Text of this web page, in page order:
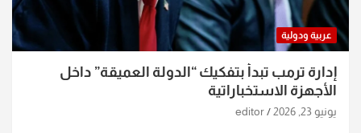
عربية ودولية
إدارة ترمب تبدأ بتفكيك “الدولة العميقة” داخل
الأجهزة الاستخباراتية
يونيو 23, 2026 editor